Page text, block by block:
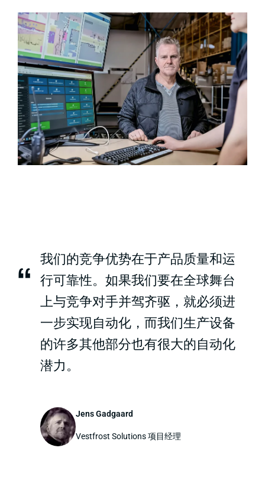
“
我们的竞争优势在于产品质量和运
行可靠性。如果我们要在全球舞台
上与竞争对手并驾齐驱，就必须进
一步实现自动化，而我们生产设备
的许多其他部分也有很大的自动化
潜力。
Jens Gadgaard
Vestfrost Solutions 项目经理